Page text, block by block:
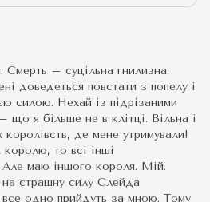
– суцільна гнилизна.
доведеться повстати з попелу і
силою. Нехай із підрізаними
що я більше не в клітці. Вільна і
королівств, де мене утримували!
то всі інші
Але маю іншого короля. Мій.
страшну силу Слейда
все одно прийдуть за мною. Тому